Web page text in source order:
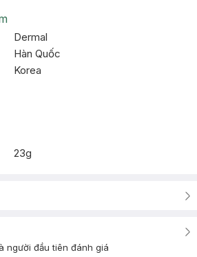
Dermal
Hàn Quốc
Korea
23g
người đầu tiên đánh giá